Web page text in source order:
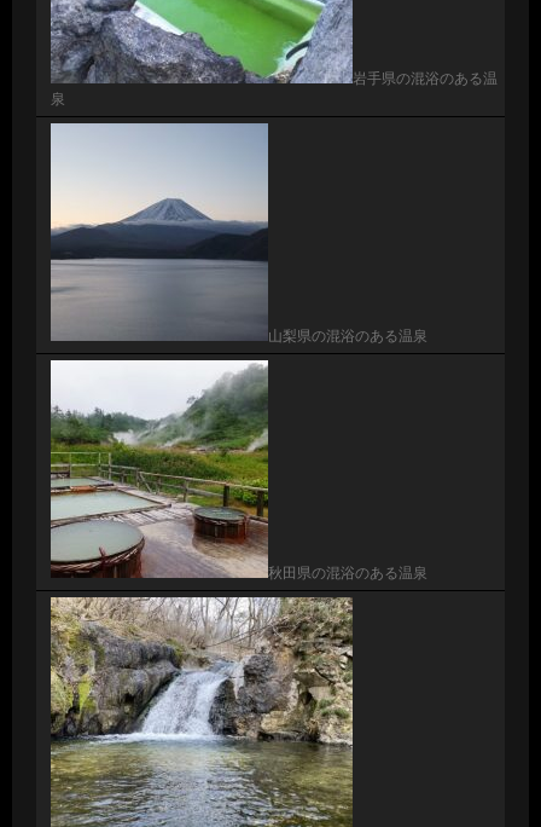
岩手県の混浴のある温
泉
山梨県の混浴のある温泉
秋田県の混浴のある温泉